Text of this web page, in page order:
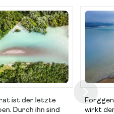
ist der letzte
Durch ihn sind
wirkt